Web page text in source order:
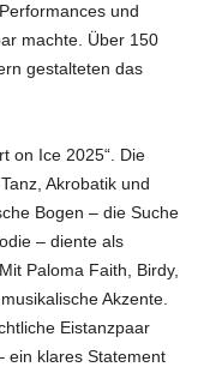
und
machte. Über 150
gestalteten das
on Ice 2025“. Die
Akrobatik und
Bogen – die Suche
– diente als
Paloma Faith, Birdy,
Akzente.
Eistanzpaar
ein klares Statement